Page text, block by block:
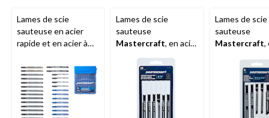
Lames de scie
sauteuse en acier
rapide et en acier à
en TMastercraft
avec étui, pour bois,
métal, paq. 32
Lames de scie
sauteuse
Mastercraft, en acier
bois, paq. 10
Lames de scie
sauteuse
Mastercraft,
bois, paq. 5